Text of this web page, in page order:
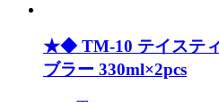
★◆ TM-10 テイステ
ブラー 330ml×2pcs